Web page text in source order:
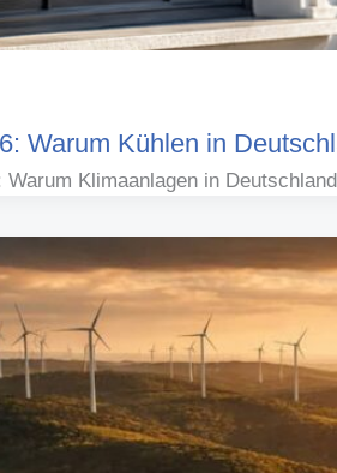
Warum Kühlen in
Klimaanlagen in